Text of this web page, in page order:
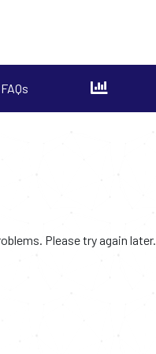
FAQs
Please try again later.